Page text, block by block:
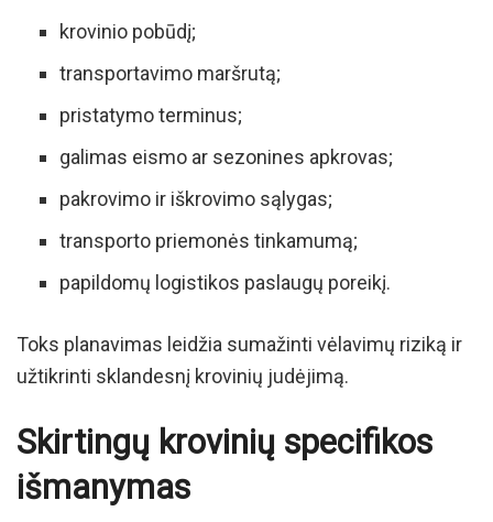
krovinio pobūdį;
transportavimo maršrutą;
pristatymo terminus;
galimas eismo ar sezonines apkrovas;
pakrovimo ir iškrovimo sąlygas;
transporto priemonės tinkamumą;
papildomų logistikos paslaugų poreikį.
Toks planavimas leidžia sumažinti vėlavimų riziką ir
užtikrinti sklandesnį krovinių judėjimą.
Skirtingų krovinių specifikos
išmanymas